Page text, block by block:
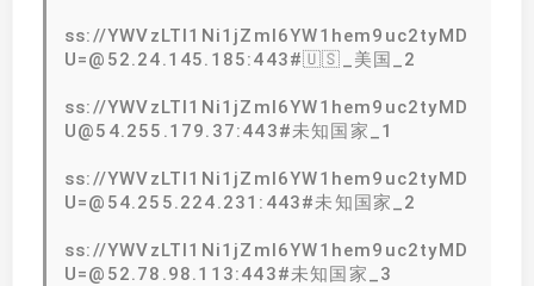
ss://YWVzLTI1Ni1jZmI6YW1hem9uc2tyMD
U=@52.24.145.185:443#🇺🇸_美国_2
ss://YWVzLTI1Ni1jZmI6YW1hem9uc2tyMD
U@54.255.179.37:443#未知国家_1
ss://YWVzLTI1Ni1jZmI6YW1hem9uc2tyMD
U=@54.255.224.231:443#未知国家_2
ss://YWVzLTI1Ni1jZmI6YW1hem9uc2tyMD
U=@52.78.98.113:443#未知国家_3